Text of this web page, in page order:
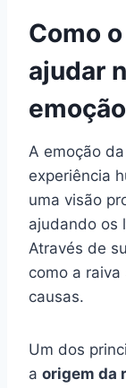
Como
ajudar
emoção
A emoção da
experiência
uma visão
ajudando os
Através de
como a
causas.
Um dos
a origem da